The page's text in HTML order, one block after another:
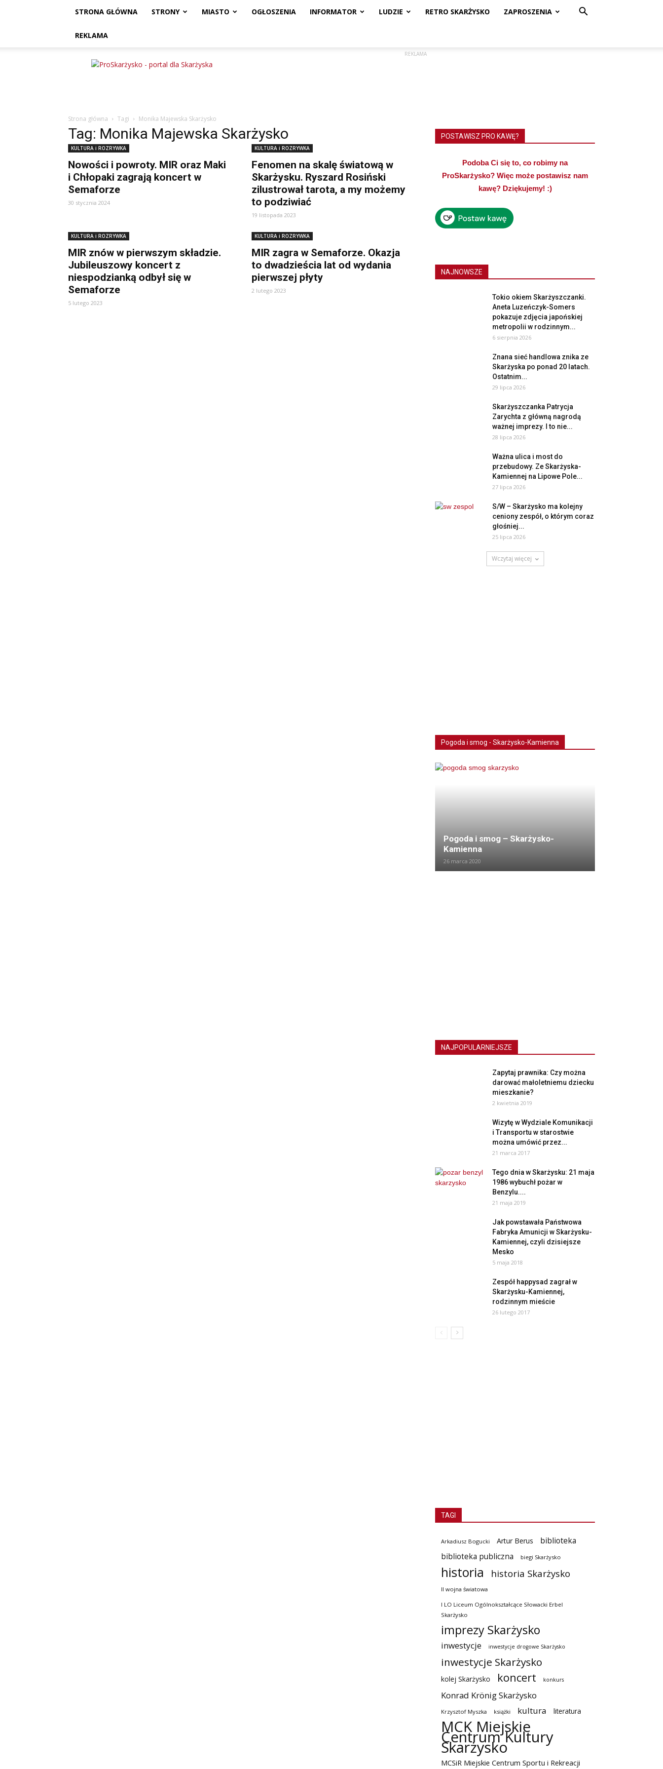
STRONA GŁÓWNA STRONY MIASTO OGŁOSZENIA INFORMATOR LUDZIE RETRO SKARŻYSKO ZAPROSZENIA
REKLAMA
ProSkarżysko
REKLAMA
Strona główna Tagi Monika Majewska Skarżysko
Tag: Monika Majewska Skarżysko
KULTURA i ROZRYWKA
Nowości i powroty. MIR oraz Maki
i Chłopaki zagrają koncert w
Semaforze
30 stycznia 2024
KULTURA i ROZRYWKA
Fenomen na skalę światową w
Skarżysku. Ryszard Rosiński
zilustrował tarota, a my możemy
to podziwiać
19 listopada 2023
KULTURA i ROZRYWKA
MIR znów w pierwszym składzie.
Jubileuszowy koncert z
niespodzianką odbył się w
Semaforze
5 lutego 2023
KULTURA i ROZRYWKA
MIR zagra w Semaforze. Okazja
to dwadzieścia lat od wydania
pierwszej płyty
2 lutego 2023
POSTAWISZ PRO KAWĘ?
Podoba Ci się to, co robimy na
ProSkarżysko? Więc może postawisz nam
kawę? Dziękujemy! :)
NAJNOWSZE
Tokio okiem Skarżyszczanki.
Aneta Luzeńczyk-Somers
pokazuje zdjęcia japońskiej
metropolii w rodzinnym...
6 sierpnia 2026
Znana sieć handlowa znika ze
Skarżyska po ponad 20 latach.
Ostatnim...
29 lipca 2026
Skarżyszczanka Patrycja
Zarychta z główną nagrodą
ważnej imprezy. I to nie...
28 lipca 2026
Ważna ulica i most do
przebudowy. Ze Skarżyska-
Kamiennej na Lipowe Pole...
27 lipca 2026
S/W – Skarżysko ma kolejny
ceniony zespół, o którym coraz
głośniej...
25 lipca 2026
Wczytaj więcej
Pogoda i smog - Skarżysko-Kamienna
Pogoda i smog – Skarżysko-
Kamienna
26 marca 2020
NAJPOPULARNIEJSZE
Zapytaj prawnika: Czy można
darować małoletniemu dziecku
mieszkanie?
2 kwietnia 2019
Wizytę w Wydziale Komunikacji
i Transportu w starostwie
można umówić przez...
21 marca 2017
Tego dnia w Skarżysku: 21 maja
1986 wybuchł pożar w
Benzylu....
21 maja 2019
Jak powstawała Państwowa
Fabryka Amunicji w Skarżysku-
Kamiennej, czyli dzisiejsze
Mesko
5 maja 2018
Zespół happysad zagrał w
Skarżysku-Kamiennej,
rodzinnym mieście
26 lutego 2017
TAGI
Arkadiusz Bogucki Artur Berus
biblioteka
biblioteka publiczna
biegi Skarżysko
historia historia Skarżysko
II wojna światowa
I LO Liceum Ogólnokształcące Słowacki Erbel
Skarżysko
imprezy Skarżysko
inwestycje inwestycje drogowe Skarżysko
inwestycje Skarżysko
kolej Skarżysko koncert konkurs
Konrad Krönig Skarżysko
Krzysztof Myszka książki kultura literatura
MCK Miejskie
Centrum Kultury
Skarżysko
MCSiR Miejskie Centrum Sportu i Rekreacji